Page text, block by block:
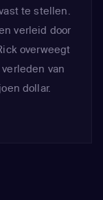
te stellen.
verleid door
overweegt
van
dollar.